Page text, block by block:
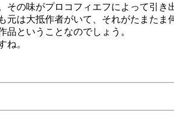
の味がプロコフィエフによって引
は大抵作者がいて、それがたまた
ということなのでしょう。
ね。